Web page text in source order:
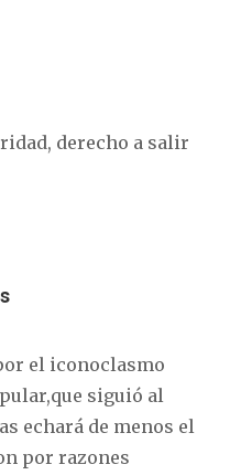
derecho a salir
el iconoclasmo
siguió al
echará de menos el
por razones